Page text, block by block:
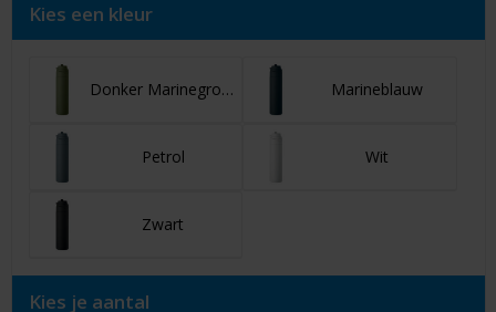
Kies een kleur
Donker Marinegroen Marineblauw
Petrol Wit
Zwart
Kies je aantal